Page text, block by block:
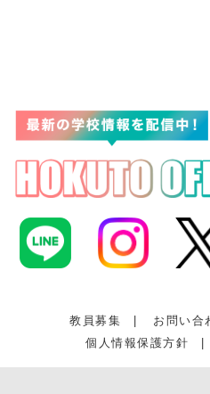
教員募集 お問い合
個人情報保護方針